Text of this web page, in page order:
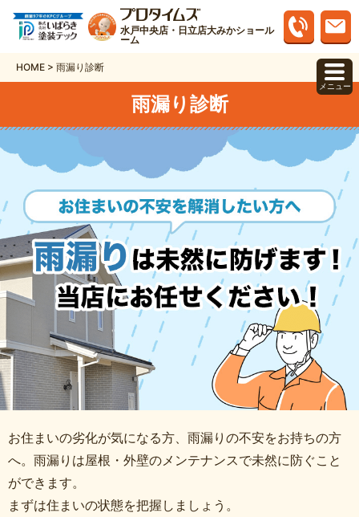
水戸中央店・日立店大みかショール
ーム
HOME > 雨漏り診断
雨漏り診断
お住まいの劣化が気になる方、雨漏りの不安をお持ちの方
へ。雨漏りは屋根・外壁のメンテナンスで未然に防ぐこと
ができます。
まずは住まいの状態を把握しましょう。
メニュー